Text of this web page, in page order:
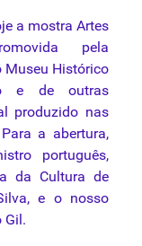
a mostra Artes
pela
Museu Histórico
e de outras
produzido nas
a abertura,
português,
da Cultura de
e o nosso
Gil.